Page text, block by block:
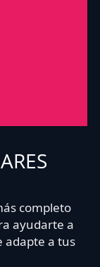
completo
ayudarte a
adapte a tus